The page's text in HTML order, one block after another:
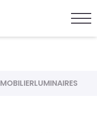
MOBILIERLUMINAIRES